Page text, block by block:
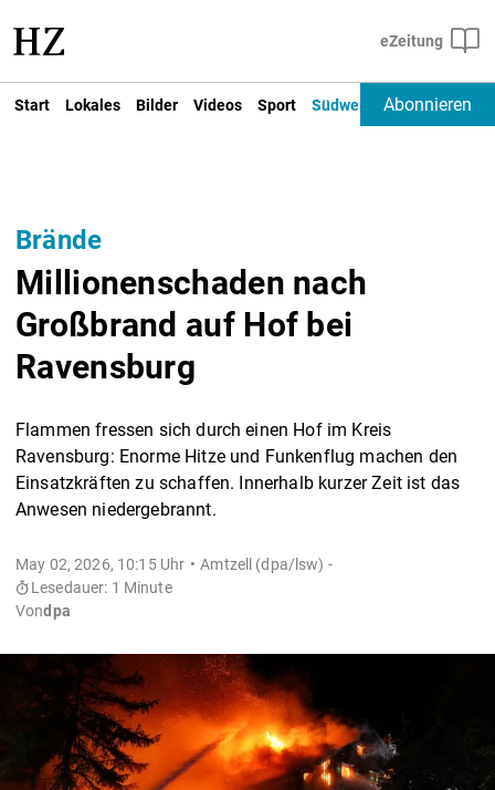
Start Lokales Bilder Videos Sport Südwest Deutschland
Abonnieren
Brände
Millionenschaden nach
Großbrand auf Hof bei
Ravensburg
Flammen fressen sich durch einen Hof im Kreis
Ravensburg: Enorme Hitze und Funkenflug machen den
Einsatzkräften zu schaffen. Innerhalb kurzer Zeit ist das
Anwesen niedergebrannt.
May 02, 2026, 10:15 Uhr
Amtzell (dpa/lsw) -
Lesedauer: 1 Minute
Vondpa